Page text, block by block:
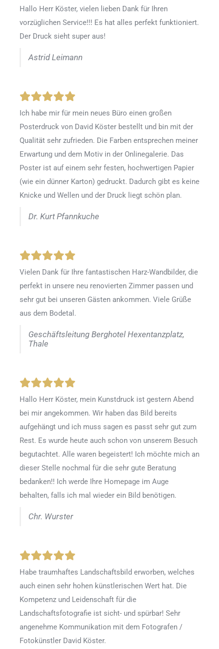
Hallo Herr Köster, vielen lieben Dank für Ihren
vorzüglichen Service!!! Es hat alles perfekt funktioniert.
Der Druck sieht super aus!
Astrid Leimann
Ich habe mir für mein neues Büro einen großen
Posterdruck von David Köster bestellt und bin mit der
Qualität sehr zufrieden. Die Farben entsprechen meiner
Erwartung und dem Motiv in der Onlinegalerie. Das
Poster ist auf einem sehr festen, hochwertigen Papier
(wie ein dünner Karton) gedruckt. Dadurch gibt es keine
Knicke und Wellen und der Druck liegt schön plan.
Dr. Kurt Pfannkuche
Vielen Dank für Ihre fantastischen Harz-Wandbilder, die
perfekt in unsere neu renovierten Zimmer passen und
sehr gut bei unseren Gästen ankommen. Viele Grüße
aus dem Bodetal.
Geschäftsleitung Berghotel Hexentanzplatz,
Thale
Hallo Herr Köster, mein Kunstdruck ist gestern Abend
bei mir angekommen. Wir haben das Bild bereits
aufgehängt und ich muss sagen es passt sehr gut zum
Rest. Es wurde heute auch schon von unserem Besuch
begutachtet. Alle waren begeistert! Ich möchte mich an
dieser Stelle nochmal für die sehr gute Beratung
bedanken!! Ich werde Ihre Homepage im Auge
behalten, falls ich mal wieder ein Bild benötigen.
Chr. Wurster
Habe traumhaftes Landschaftsbild erworben, welches
auch einen sehr hohen künstlerischen Wert hat. Die
Kompetenz und Leidenschaft für die
Landschaftsfotografie ist sicht- und spürbar! Sehr
angenehme Kommunikation mit dem Fotografen /
Fotokünstler David Köster.